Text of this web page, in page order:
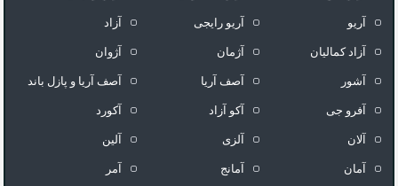
آریو آریو رایجی آزاد
آزاد کمالیان آژمان آژوان
آشور آصف آریا آصف آریا و پازل باند
آفرو جی آکو آزاد آکورد
آلان آلزی آلین
آمان آمانج آمر